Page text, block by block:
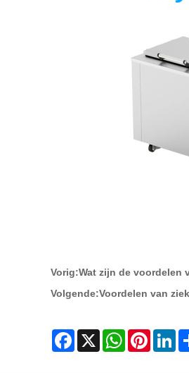
Vorig:Wat zijn de voordelen
Volgende:Voordelen van
Facebook
X WhatsAppPinterest